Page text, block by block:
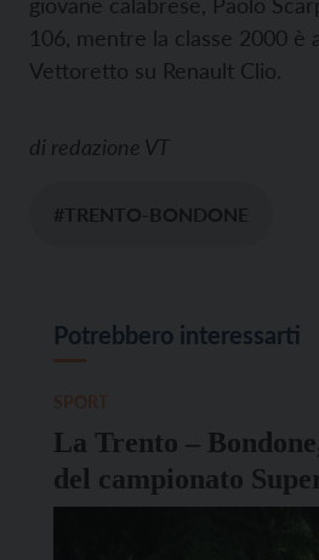
106, mentre la classe 2000 è
Vettoretto su Renault Clio.
di redazione VT
#TRENTO-BONDONE
Potrebbero interessarti
La Trento –
del campionato
quando sarà